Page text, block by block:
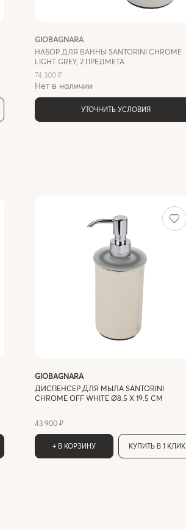
GIOBAGNARA
НАБОР ДЛЯ ВАННЫ SANTORINI CHROME
LIGHT GREY, 2 ПРЕДМЕТА
74 300 ₽
Нет в наличии
УТОЧНИТЬ УСЛОВИЯ
GIOBAGNARA
ДИСПЕНСЕР ДЛЯ МЫЛА SANTORINI
CHROME OFF WHITE Ø8.5 X 19.5 СМ
43 900 ₽
+ В КОРЗИНУ КУПИТЬ В 1 КЛИК